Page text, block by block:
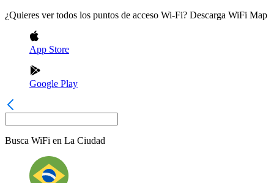
¿Quieres ver todos los puntos de acceso Wi-Fi? Descarga WiFi Map
App Store
Google Play
Busca WiFi en La Ciudad